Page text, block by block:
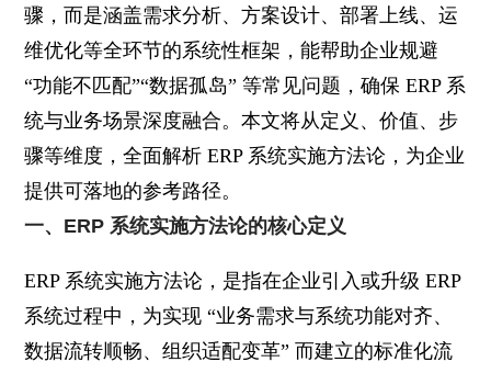
骤，而是涵盖需求分析、方案设计、部署上线、运
维优化等全环节的系统性框架，能帮助企业规避
“功能不匹配”“数据孤岛” 等常见问题，确保 ERP 系
统与业务场景深度融合。本文将从定义、价值、步
骤等维度，全面解析 ERP 系统实施方法论，为企业
提供可落地的参考路径。
一、ERP 系统实施方法论的核心定义
ERP 系统实施方法论，是指在企业引入或升级 ERP
系统过程中，为实现 “业务需求与系统功能对齐、
数据流转顺畅、组织适配变革” 而建立的标准化流